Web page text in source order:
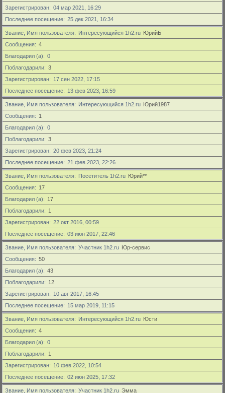
Зарегистрирован
04 мар 2021, 16:29
Последнее посещение
25 дек 2021, 16:34
Звание, Имя пользователя Интересующийся 1h2.ru ЮрийБ
Сообщения
4
Благодарил (а)
0
Поблагодарили
3
Зарегистрирован
17 сен 2022, 17:15
Последнее посещение
13 фев 2023, 16:59
Звание, Имя пользователя Интересующийся 1h2.ru Юрий1987
Сообщения
1
Благодарил (а)
0
Поблагодарили
3
Зарегистрирован
20 фев 2023, 21:24
Последнее посещение
21 фев 2023, 22:26
Звание, Имя пользователя Посетитель 1h2.ru Юрий**
Сообщения
17
Благодарил (а)
17
Поблагодарили
1
Зарегистрирован
22 окт 2016, 00:59
Последнее посещение
03 июн 2017, 22:46
Звание, Имя пользователя Участник 1h2.ru Юр-сервис
Сообщения
50
Благодарил (а)
43
Поблагодарили
12
Зарегистрирован
10 авг 2017, 16:45
Последнее посещение
15 мар 2019, 11:15
Звание, Имя пользователя Интересующийся 1h2.ru Юсти
Сообщения
4
Благодарил (а)
0
Поблагодарили
1
Зарегистрирован
10 фев 2022, 10:54
Последнее посещение
02 июн 2025, 17:32
Звание, Имя пользователя Участник 1h2.ru Эмма